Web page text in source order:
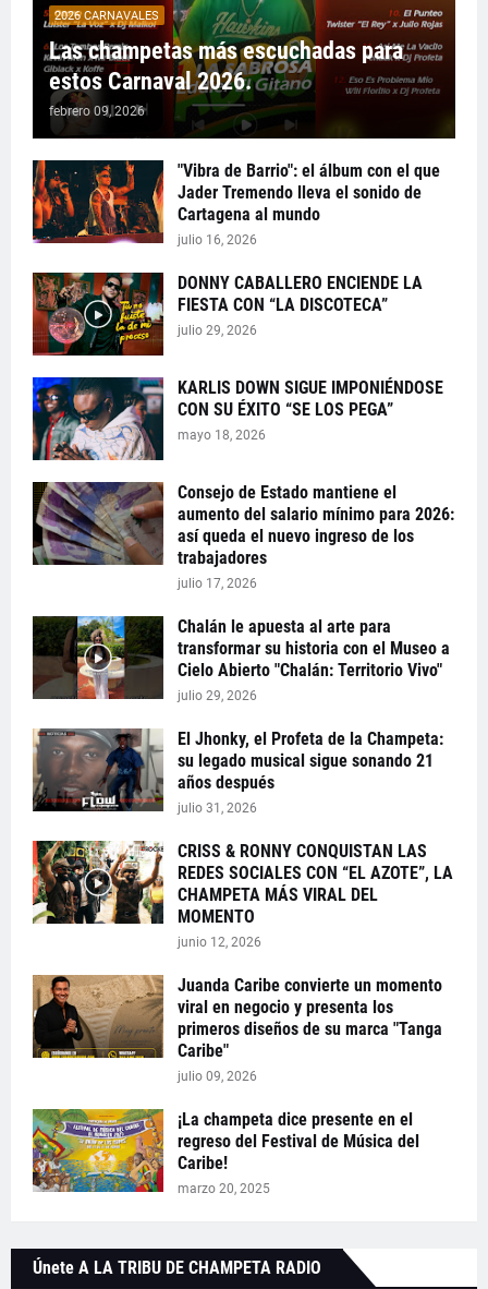
2026 CARNAVALES
Las champetas más escuchadas para
estos Carnaval 2026.
febrero 09, 2026
"Vibra de Barrio": el álbum con el que
Jader Tremendo lleva el sonido de
Cartagena al mundo
julio 16, 2026
DONNY CABALLERO ENCIENDE LA
FIESTA CON “LA DISCOTECA”
julio 29, 2026
KARLIS DOWN SIGUE IMPONIÉNDOSE
CON SU ÉXITO “SE LOS PEGA”
mayo 18, 2026
Consejo de Estado mantiene el
aumento del salario mínimo para 2026:
así queda el nuevo ingreso de los
trabajadores
julio 17, 2026
Chalán le apuesta al arte para
transformar su historia con el Museo a
Cielo Abierto "Chalán: Territorio Vivo"
julio 29, 2026
El Jhonky, el Profeta de la Champeta:
su legado musical sigue sonando 21
años después
julio 31, 2026
CRISS & RONNY CONQUISTAN LAS
REDES SOCIALES CON “EL AZOTE”, LA
CHAMPETA MÁS VIRAL DEL
MOMENTO
junio 12, 2026
Juanda Caribe convierte un momento
viral en negocio y presenta los
primeros diseños de su marca "Tanga
Caribe"
julio 09, 2026
¡La champeta dice presente en el
regreso del Festival de Música del
Caribe!
marzo 20, 2025
Únete A LA TRIBU DE CHAMPETA RADIO